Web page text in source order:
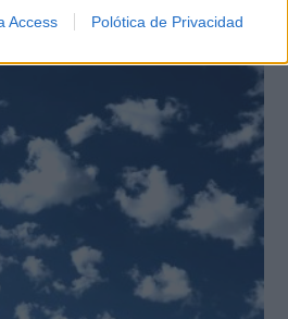
Access Polótica de Privacidad
con estos sencillos consejos